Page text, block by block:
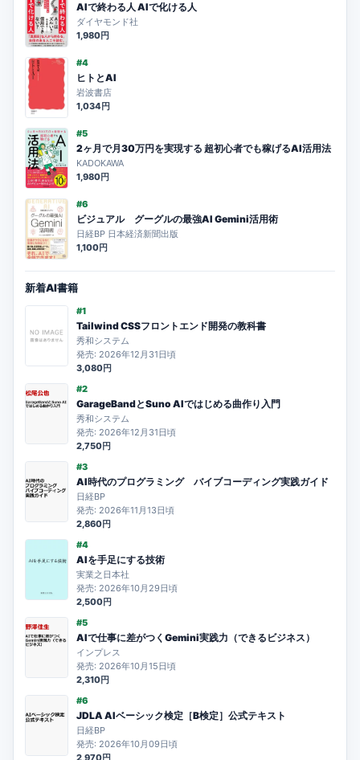
AIで終わる人 AIで化ける人
ダイヤモンド社
1,980円
#4
ヒトとAI
岩波書店
1,034円
#5
2ヶ月で月30万円を実現する 超初心者でも稼げるAI活用法
KADOKAWA
1,980円
#6
ビジュアル グーグルの最強AI Gemini活用術
日経BP 日本経済新聞出版
1,100円
新着AI書籍
#1
Tailwind CSSフロントエンド開発の教科書
秀和システム
発売: 2026年12月31日頃
3,080円
#2
GarageBandとSuno AIではじめる曲作り入門
秀和システム
発売: 2026年12月31日頃
2,750円
#3
AI時代のプログラミング バイブコーディング実践ガイド
日経BP
発売: 2026年11月13日頃
2,860円
#4
AIを手足にする技術
実業之日本社
発売: 2026年10月29日頃
2,500円
#5
AIで仕事に差がつくGemini実践力（できるビジネス）
インプレス
発売: 2026年10月15日頃
2,310円
#6
JDLA AIベーシック検定［B検定］公式テキスト
日経BP
発売: 2026年10月09日頃
2,970円